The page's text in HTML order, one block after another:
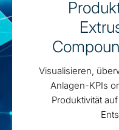
Visualisieren,
Anlagen-KPIs
Produktivität